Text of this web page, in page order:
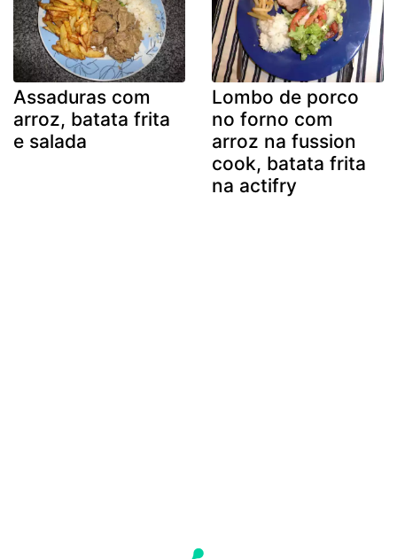
Assaduras com
arroz, batata frita
e salada
Lombo de porco
no forno com
arroz na fussion
cook, batata frita
na actifry